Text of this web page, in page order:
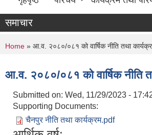
समाचार
You are here
Home » आ.व. २०८०/०८१ को वार्षिक नीति तथा
आ.व. २०८०/०८१ को वार्षिक नीति
Submitted on: Wed, 11/29/2023 -
Supporting Documents:
चैनपुर नीति तथा कार्यक्रम.pdf